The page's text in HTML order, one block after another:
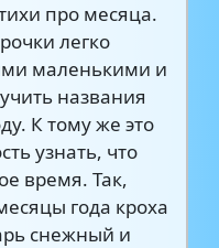
про месяца.
легко
маленькими и
названия
К тому же это
узнать, что
время. Так,
года кроха
снежный и